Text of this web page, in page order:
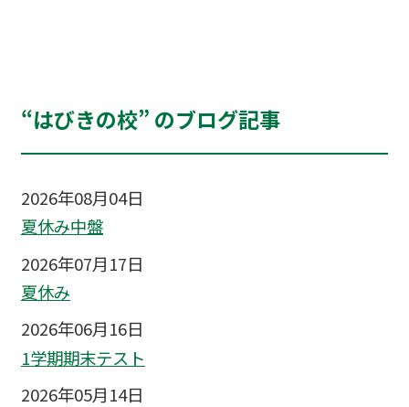
“はびきの校” のブログ記事
2026年08月04日
夏休み中盤
2026年07月17日
夏休み
2026年06月16日
1学期期末テスト
2026年05月14日